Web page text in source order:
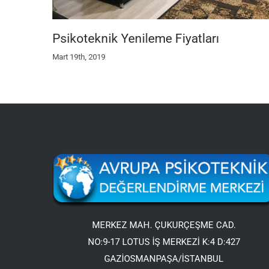
Psikoteknik Yenileme Fiyatları
Mart 19th, 2019
MERKEZ MAH. ÇUKURÇEŞME CAD.
NO:9-17 LOTUS İŞ MERKEZİ K:4 D:427
GAZİOSMANPAŞA/İSTANBUL